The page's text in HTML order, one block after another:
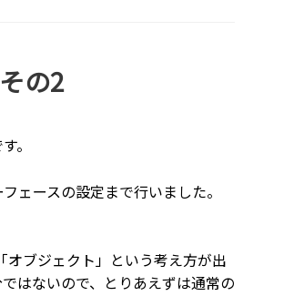
の2
。
ェースの設定まで行いました。
オブジェクト」という考え方が出
はないので、とりあえずは通常の